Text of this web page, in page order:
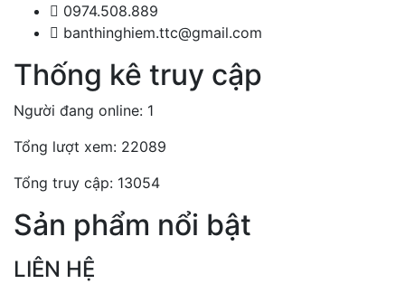
0974.508.889
banthinghiem.ttc@gmail.com
Thống kê truy cập
Người đang online: 1
Tổng lượt xem: 22089
Tổng truy cập: 13054
Sản phẩm nổi bật
LIÊN HỆ